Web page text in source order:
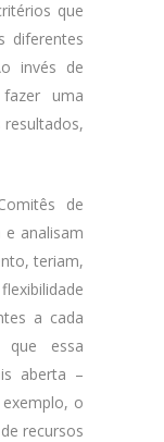
que
diferentes
invés de
uma
de
e analisam
teriam,
a cada
essa
aberta –
o
recursos